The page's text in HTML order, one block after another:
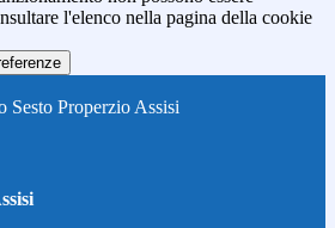
l'elenco nella pagina della cookie
Sesto Properzio Assisi